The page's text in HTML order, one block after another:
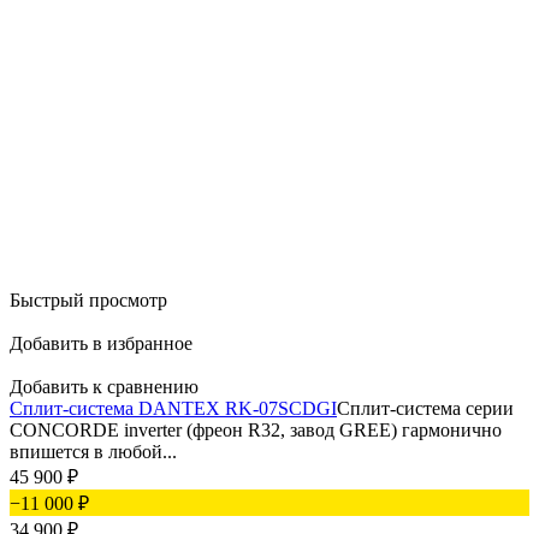
Быстрый просмотр
Добавить в избранное
Добавить к сравнению
Сплит-система DANTEX RK-07SCDGIСплит-система серии
CONCORDE inverter (фреон R32, завод GREE) гармонично
впишется в любой...
45 900 ₽
−11 000 ₽